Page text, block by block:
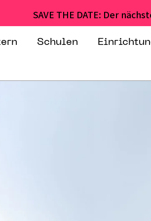
SAVE THE DATE: Der
Schulen